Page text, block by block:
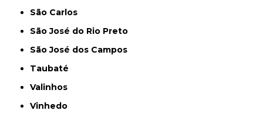
São Carlos
São José do Rio Preto
São José dos Campos
Taubaté
Valinhos
Vinhedo